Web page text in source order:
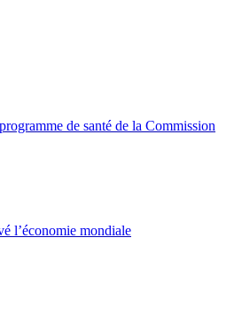
de santé de la Commission
l’économie mondiale